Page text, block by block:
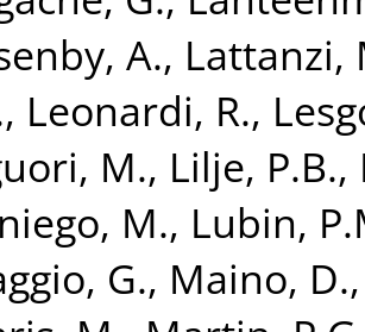
A., Lattanzi,
, Leonardi, R.,
M., Lilje, P.B.,
M., Lubin,
G., Maino, D.